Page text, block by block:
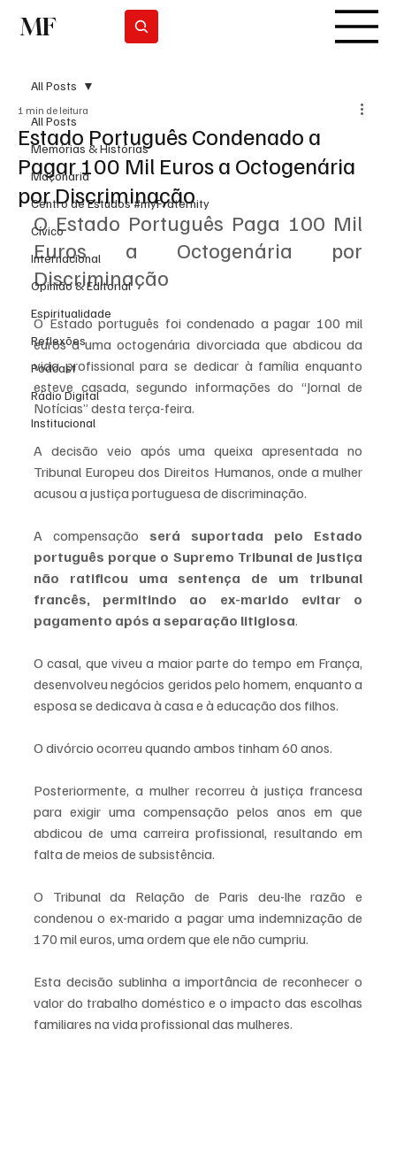
MF
All Posts
Memórias & Histórias
Maçonaria
Centro de Estudos #myFraternity
Cívico
Internacional
Opinião & Editorial
Espiritualidade
Reflexões
Podcast
Rádio Digital
Institucional
All Posts
Estado Português Condenado a
Pagar 100 Mil Euros a Octogenária
por Discriminação
1 min de leitura
O Estado Português Paga 100 Mil
Euros a Octogenária por
Discriminação
O Estado português foi condenado a pagar 100 mil
euros a uma octogenária divorciada que abdicou da
vida profissional para se dedicar à família enquanto
esteve casada, segundo informações do “Jornal de
Notícias” desta terça-feira.
A decisão veio após uma queixa apresentada no
Tribunal Europeu dos Direitos Humanos, onde a mulher
acusou a justiça portuguesa de discriminação.
A compensação será suportada pelo Estado
português porque o Supremo Tribunal de Justiça
não ratificou uma sentença de um tribunal
francês, permitindo ao ex-marido evitar o
pagamento após a separação litigiosa.
O casal, que viveu a maior parte do tempo em França,
desenvolveu negócios geridos pelo homem, enquanto a
esposa se dedicava à casa e à educação dos filhos.
O divórcio ocorreu quando ambos tinham 60 anos.
Posteriormente, a mulher recorreu à justiça francesa
para exigir uma compensação pelos anos em que
abdicou de uma carreira profissional, resultando em
falta de meios de subsistência.
O Tribunal da Relação de Paris deu-lhe razão e
condenou o ex-marido a pagar uma indemnização de
170 mil euros, uma ordem que ele não cumpriu.
Esta decisão sublinha a importância de reconhecer o
valor do trabalho doméstico e o impacto das escolhas
familiares na vida profissional das mulheres.